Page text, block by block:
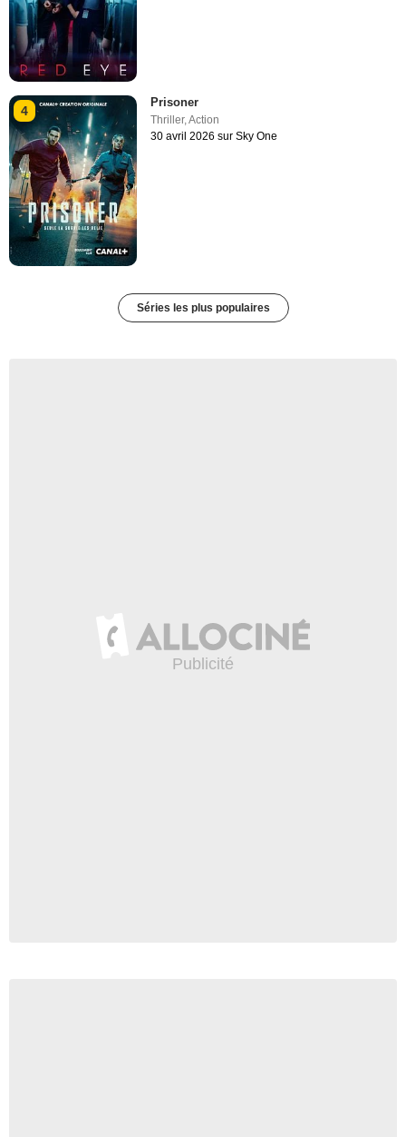
4
Prisoner
Thriller,Action
30 avril 2026 sur Sky One
Séries les plus populaires